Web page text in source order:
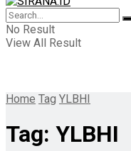
No Result
View All Result
Home Tag YLBHI
Tag: YLBHI